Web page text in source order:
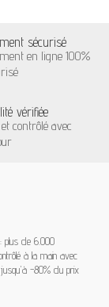
sécurisé
en ligne 100%
vérifiée
contrôlé avec
plus de 6.000
à la main avec
jusqu'à -80% du prix